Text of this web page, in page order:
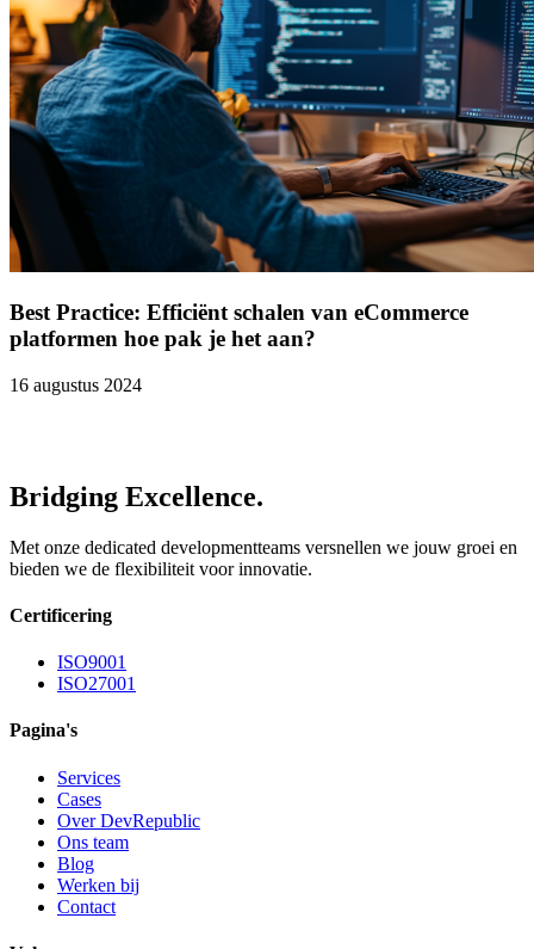
Best Practice: Efficiënt schalen van eCommerce
platformen hoe pak je het aan?
16 augustus 2024
Bridging Excellence.
Met onze dedicated developmentteams versnellen we jouw groei en
bieden we de flexibiliteit voor innovatie.
Certificering
ISO9001
ISO27001
Pagina's
Services
Cases
Over DevRepublic
Ons team
Blog
Werken bij
Contact